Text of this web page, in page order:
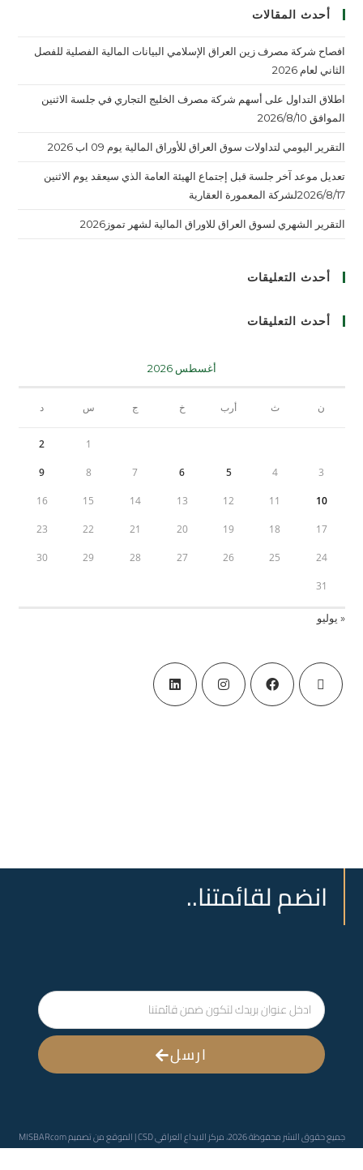
أحدث المقالات
افصاح شركة مصرف زين العراق الإسلامي البيانات المالية الفصلية للفصل
الثاني لعام 2026
اطلاق التداول على أسهم شركة مصرف الخليج التجاري في جلسة الاثنين
الموافق 2026/8/10
التقرير اليومي لتداولات سوق العراق للأوراق المالية يوم 09 اب 2026
تعديل موعد آخر جلسة قبل إجتماع الهيئة العامة الذي سيعقد يوم الاثنين
2026/8/17لشركة المعمورة العقارية
التقرير الشهري لسوق العراق للاوراق المالية لشهر تموز2026
أحدث التعليقات
أحدث التعليقات
أغسطس 2026
ن ث أرب خ ج س د
1
2
3
4
5
6
7
8
9
10
11
12
13
14
15
16
17
18
19
20
21
22
23
24
25
26
27
28
29
30
31
« يوليو
انضم لقائمتنا..
ارسل
جميع حقوق النشر محفوظة 2026، مركز الايداع العراقي CSD | الموقع من تصميم MISBARcom